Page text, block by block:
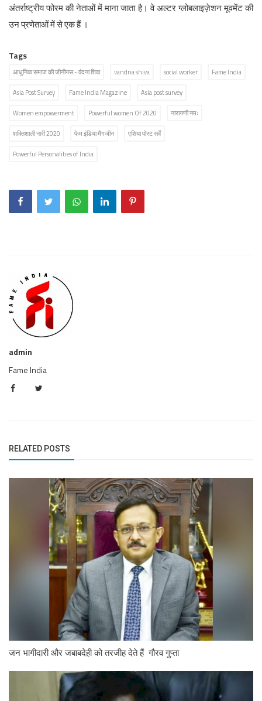
अंतर्राष्ट्रीय फोरम की नेताओं में माना जाता है। वे अल्टर ग्लोबलाइज़ेशन मूवमेंट की
उन प्रणेताओं में से एक हैं ।
Tags
आधुनिक समाज की जीनीयस - वंदना शिवा vandna shiva social worker Fame India
Asia Post Survey Fame India Magazine Asia post survey
Women empowerment Powerful women Of 2020 नारायणी नमः
शक्तिशाली नारी 2020 फेम इंडिया मैगजीन एशिया पोस्ट सर्वे
Powerful Personalities of India
admin
Fame India
RELATED POSTS
जन भागीदारी और जबाबदेही को तरजीह देते हैं गौरव गुप्ता